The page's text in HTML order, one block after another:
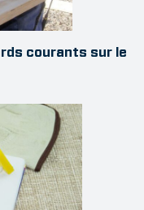
courants sur le